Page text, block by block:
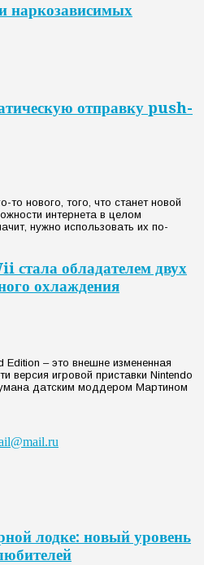
наркозависимых
отправку push-
то нового, того, что станет новой
интернета в целом
нужно использовать их по-
обладателем двух
охлаждения
Edition – это внешне измененная
версия игровой приставки Nintendo
датским моддером Мартином
лодке: новый уровень